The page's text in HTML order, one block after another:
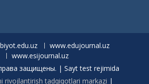
www.edujournal.uz
www.esijournal.uz
защищены. | Sayt test rejimida
rivojlantirish tadqiqotlari markazi |